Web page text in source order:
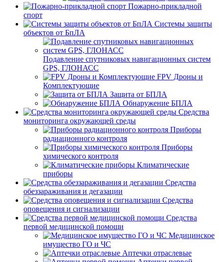
Пожарно-прикладной
спорт
Системы защиты
объектов от БпЛА
Подавление спутниковых навигационных систем
GPS, ГЛОНАСС
FPV Дроны и
Комплектующие
Защита от БПЛА
Обнаружение БПЛА
Средства
мониторинга окружающей среды
Приборы
радиационного контроля
Приборы
химического контроля
Климатические
приборы
Средства
обеззараживания и дегазации
Средства
оповещения и сигнализации
Средства
первой медицинской помощи
Медицинское
имущество ГО и ЧС
Аптечки отраслевые